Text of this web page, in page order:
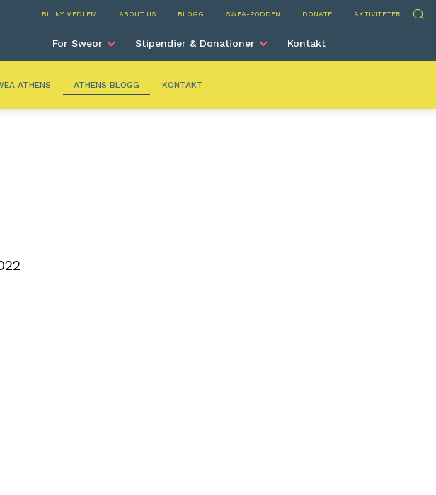
BLI NY MEDLEM ABOUT US BLOGG SWEA-PODDEN DONATE AKTIVITETER Sök
Athens
För Sweor Stipendier & Donationer Kontakt
ATHENS ATHENS BLOGG KONTAKT